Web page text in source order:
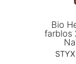
Bio
farblos